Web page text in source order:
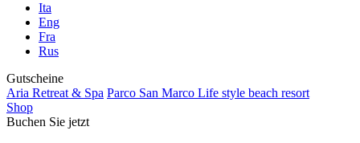
Ita
Eng
Fra
Rus
Gutscheine
Aria Retreat & Spa Parco San Marco Life style beach resort
Shop
Buchen Sie jetzt